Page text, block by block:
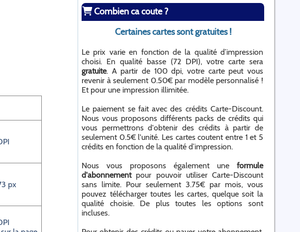
px
Combien ca coute ?
Certaines cartes sont gratuites !
Le prix varie en fonction de la qualité d’impression
choisi. En qualité basse (72 DPI), votre carte sera
gratuite. A partir de 100 dpi, votre carte peut vous
revenir à seulement 0.50€ par modèle personnalisé !
Et pour une impression illimitée.
Le paiement se fait avec des crédits Carte-Discount.
Nous vous proposons différents packs de crédits qui
vous permettrons d'obtenir des crédits à partir de
seulement 0.5€ l'unité. Les cartes coutent entre 1 et 5
crédits en fonction de la qualité d’impression.
Nous vous proposons également une formule
d'abonnementpour pouvoir utiliser Carte-Discount
sans limite. Pour seulement 3.75€ par mois, vous
pouvez télécharger toutes les cartes, quelque soit la
qualité choisie. De plus toutes les options sont
incluses.